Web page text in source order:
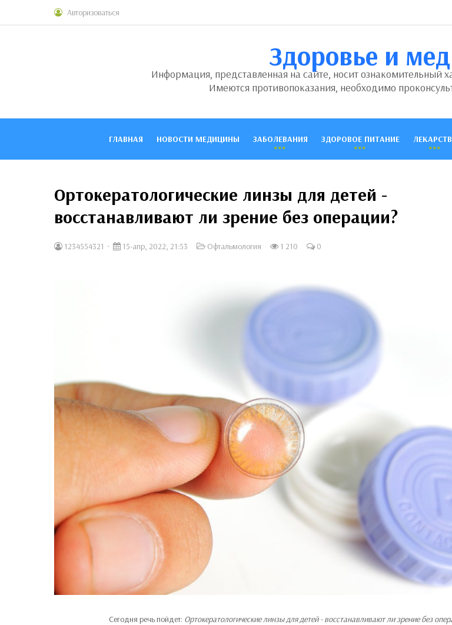
Авторизоваться
Здоровье и
Информация, представленная на сайте, носит ознакомительный
Имеются противопоказания, необходимо
ГЛАВНАЯ НОВОСТИ МЕДИЦИНЫ ЗАБОЛЕВАНИЯ ЗДОРОВОЕ ПИТАНИЕ
Ортокератологические линзы для детей -
восстанавливают ли зрение без операции?
1234554321 15-апр, 2022, 21:53 Офтальмология 1 210 0
Сегодня речь пойдет: Ортокератологические линзы для детей - восстанавливают ли зрение без